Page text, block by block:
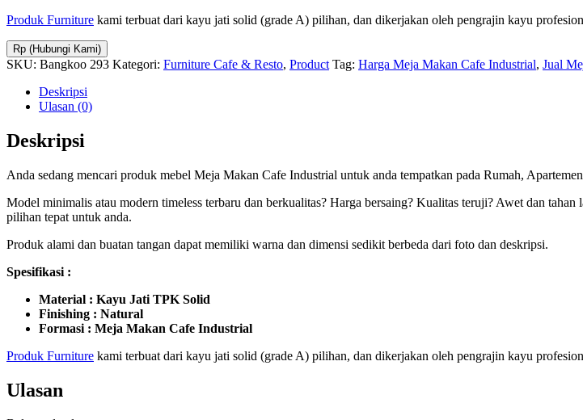
Produk Furniture kami terbuat dari kayu jati solid (grade A) pilihan, dan dikerjakan oleh pengrajin kayu
Rp (Hubungi Kami)
SKU: Bangkoo 293 Kategori: Furniture Cafe & Resto, Product Tag: Harga Meja Makan Cafe Industrial, Jual
Deskripsi
Ulasan (0)
Deskripsi
Anda sedang mencari produk mebel Meja Makan Cafe Industrial untuk anda tempatkan pada Rumah,
Model minimalis atau modern timeless terbaru dan berkualitas? Harga bersaing? Kualitas teruji? Awet dan tahan
pilihan tepat untuk anda.
Produk alami dan buatan tangan dapat memiliki warna dan dimensi sedikit berbeda dari foto dan deskripsi.
Spesifikasi :
Material : Kayu Jati TPK Solid
Finishing : Natural
Formasi : Meja Makan Cafe Industrial
Produk Furniture kami terbuat dari kayu jati solid (grade A) pilihan, dan dikerjakan oleh pengrajin kayu
Ulasan